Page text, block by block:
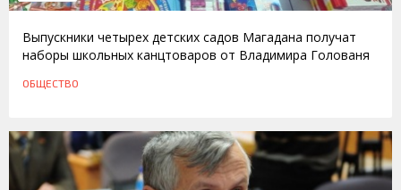
Выпускники четырех детских садов Магадана получат
наборы школьных канцтоваров от Владимира Голованя
ОБЩЕСТВО